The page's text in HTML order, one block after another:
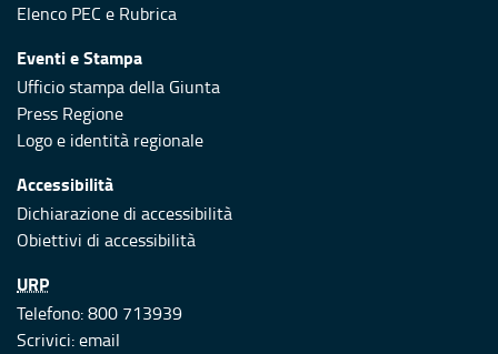
Elenco PEC e Rubrica
Eventi e Stampa
Ufficio stampa della Giunta
Press Regione
Logo e identità regionale
Accessibilità
Dichiarazione di accessibilità
Obiettivi di accessibilità
URP
Telefono: 800 713939
Scrivici:email